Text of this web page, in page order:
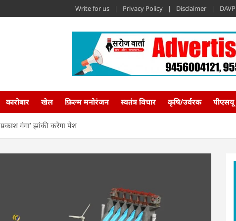
Write for us Privacy Policy Disclaimer
कारोबार खेल फ़िल्म मनोरंजन स्वतंत्र विचार कृषि/उर्वरक
गंगा’ झांकी करेगा पेश